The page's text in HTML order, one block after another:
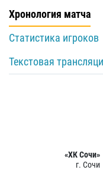
Хронология матча
Статистика игроков
Текстовая
«ХК Сочи»
г. Сочи